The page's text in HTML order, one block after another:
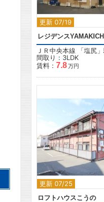
更新 07/19
レジデンス
ＪＲ中央本線 「塩尻
間取り：3LDK
賃料： 7.8万円
更新 07/25
2
ロフトハウスこうの